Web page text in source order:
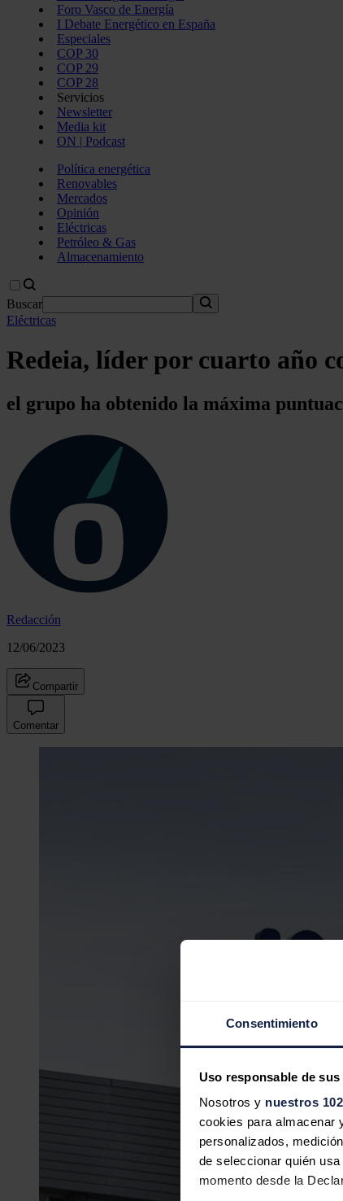
Consentimiento
Uso responsable de sus
Nosotros y nuestros
cookies para almacenar
personalizados,
de seleccionar quién
momento desde la
Foro Vasco de Energía
I Debate Energético en España
Especiales
COP 30
COP 29
COP 28
Servicios
Newsletter
Media kit
ON | Podcast
Política energética
Renovables
Mercados
Opinión
Eléctricas
Petróleo & Gas
Almacenamiento
Buscar
Eléctricas
Redeia, líder por cuarto año
el grupo ha obtenido la máxima
Redacción
12/06/2023
Compartir
Comentar